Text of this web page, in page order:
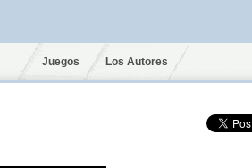
Juegos Los Autores